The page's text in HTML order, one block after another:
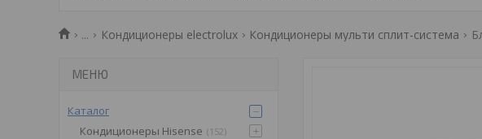
... Кондиционеры electrolux Кондиционеры мульти сплит-система
Каталог
Кондиционеры Hisense
152